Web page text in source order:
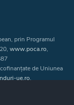
prin Programul
www.poca.ro,
de Uniunea
ue.ro.
asupra